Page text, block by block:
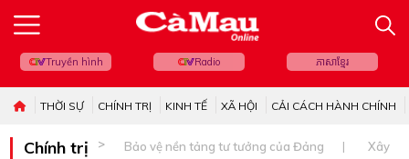
Truyền hình Radio ភាសាខ្មែរ
THỜI SỰ CHÍNH TRỊ KINH TẾ XÃ HỘI CẢI CÁCH HÀNH CHÍNH
Chính trị Bảo vệ nền tảng tư tưởng của Đảng Xây